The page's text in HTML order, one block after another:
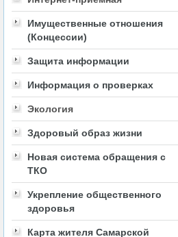
Имущественные отношения
(Концессии)
Защита информации
Информация о проверках
Экология
Здоровый образ жизни
Новая система обращения с
ТКО
Укрепление общественного
здоровья
Карта жителя Самарской